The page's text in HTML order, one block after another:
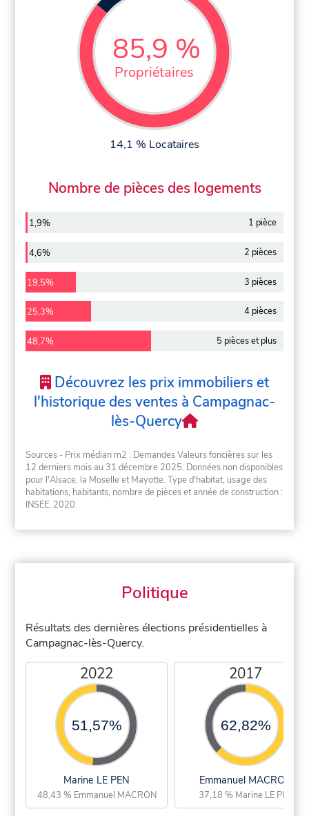
85,9 %
Propriétaires
14,1 % Locataires
Nombre de pièces des logements
1,9% 1 pièce
4,6% 2 pièces
19,5% 3 pièces
25,3% 4 pièces
48,7% 5 pièces et plus
Découvrez les prix immobiliers et
l'historique des ventes à Campagnac-
lès-Quercy
Sources - Prix médian m2 : Demandes Valeurs foncières sur les
12 derniers mois au 31 décembre 2025. Données non disponibles
pour l'Alsace, la Moselle et Mayotte. Type d'habitat, usage des
habitations, habitants, nombre de pièces et année de construction :
INSEE, 2020.
Politique
Résultats des dernières élections présidentielles à
Campagnac-lès-Quercy.
2022
51,57%
Marine LE PEN
48,43 % Emmanuel MACRON
2017
62,82%
Emmanuel MACRON
37,18 % Marine LE PEN